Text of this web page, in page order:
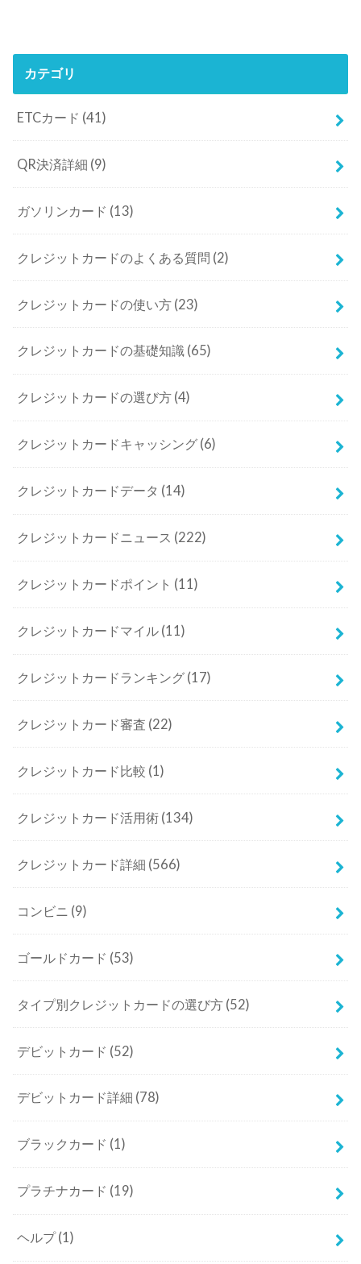
カテゴリ
ETCカード (41)
QR決済詳細 (9)
ガソリンカード (13)
クレジットカードのよくある質問 (2)
クレジットカードの使い方 (23)
クレジットカードの基礎知識 (65)
クレジットカードの選び方 (4)
クレジットカードキャッシング (6)
クレジットカードデータ (14)
クレジットカードニュース (222)
クレジットカードポイント (11)
クレジットカードマイル (11)
クレジットカードランキング (17)
クレジットカード審査 (22)
クレジットカード比較 (1)
クレジットカード活用術 (134)
クレジットカード詳細 (566)
コンビニ (9)
ゴールドカード (53)
タイプ別クレジットカードの選び方 (52)
デビットカード (52)
デビットカード詳細 (78)
ブラックカード (1)
プラチナカード (19)
ヘルプ(1)